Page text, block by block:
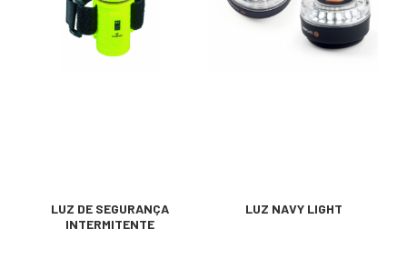
LUZ DE SEGURANÇA
INTERMITENTE
LUZ NAVY LIGHT